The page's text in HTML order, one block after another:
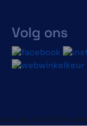
Volg ons
Copyright © 2013-